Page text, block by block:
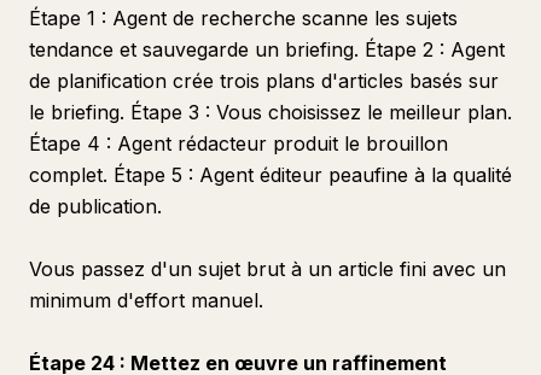
Étape 1 : Agent de recherche scanne les sujets
tendance et sauvegarde un briefing. Étape 2 : Agent
de planification crée trois plans d'articles basés sur
le briefing. Étape 3 : Vous choisissez le meilleur plan.
Étape 4 : Agent rédacteur produit le brouillon
complet. Étape 5 : Agent éditeur peaufine à la qualité
de publication.
Vous passez d'un sujet brut à un article fini avec un
minimum d'effort manuel.
Étape 24 : Mettez en œuvre un raffinement